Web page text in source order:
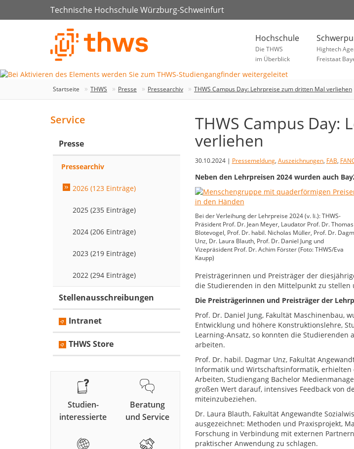
Technische Hochschule Würzburg-Schweinfurt
Hochschule
Die THWS
im Überblick
Hightech
Freistaat
Startseite THWS Presse Pressearchiv THWS Campus Day: Lehrpreise zum dritten Mal verliehen
THWS Campus Day:
verliehen
30.10.2024 | Pressemeldung, Auszeichnungen, FAB,
Neben den Lehrpreisen 2024 wurden auch
Bei der Verleihung der Lehrpreise 2024 (v. li.): THWS-
Präsident Prof. Dr. Jean Meyer, Laudator Prof. Dr. Thomas
Blotevogel, Prof. Dr. habil. Nicholas Müller, Prof. Dr.
Unz, Dr. Laura Blauth, Prof. Dr. Daniel Jung und
Vizepräsident Prof. Dr. Achim Förster (Foto: THWS/Eva
Kaupp)
Preisträgerinnen und Preisträger der
die Studierenden in den Mittelpunkt zu stellen
Die Preisträgerinnen und Preisträger der
Prof. Dr. Daniel Jung, Fakultät Maschinenbau,
Entwicklung und höhere Konstruktionslehre,
Learning-Ansatz, so konnten die
arbeiten.
Prof. Dr. habil. Dagmar Unz, Fakultät
Informatik und Wirtschaftsinformatik, erhielten
Arbeiten, Studiengang Bachelor
großen Wert darauf, intensives Feedback von
miteinzubeziehen.
Dr. Laura Blauth, Fakultät Angewandte
ausgezeichnet: Methoden und Praxisprojekt,
Forschung in Verbindung mit externen
praktischer Anwendung zu schlagen.
Service
Presse
Pressearchiv
2026 (123 Einträge)
2025 (235 Einträge)
2024 (206 Einträge)
2023 (219 Einträge)
2022 (294 Einträge)
Stellenausschreibungen
Intranet
THWS Store
Studien-
interessierte
Beratung
und Service